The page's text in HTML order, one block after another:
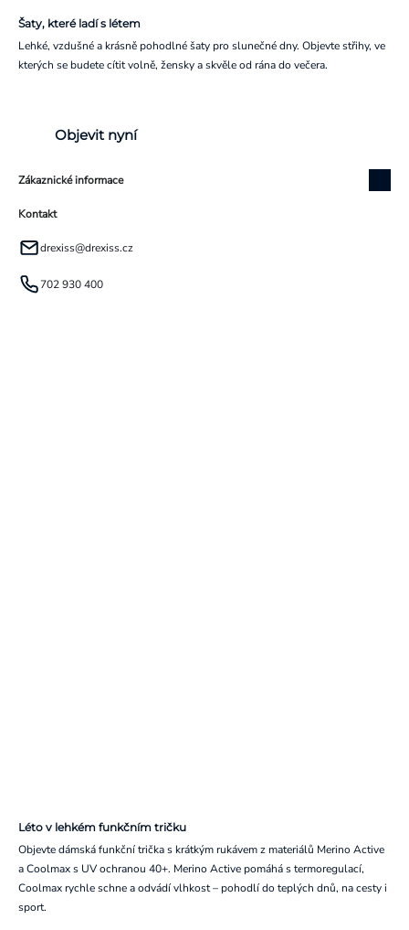
Šaty, které ladí s létem
Lehké, vzdušné a krásně pohodlné šaty pro slunečné dny. Objevte střihy, ve
kterých se budete cítit volně, žensky a skvěle od rána do večera.
Objevit nyní
Zákaznické informace
Kontakt
drexiss@drexiss.cz
702 930 400
Léto v lehkém funkčním tričku
Objevte dámská funkční trička s krátkým rukávem z materiálů Merino Active
a Coolmax s UV ochranou 40+. Merino Active pomáhá s termoregulací,
Coolmax rychle schne a odvádí vlhkost – pohodlí do teplých dnů, na cesty i
sport.